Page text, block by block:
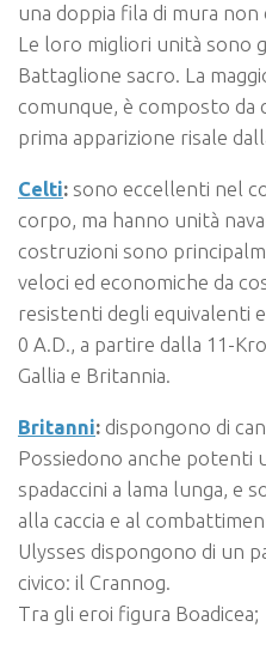
una doppia fila di mura
Le loro migliori unità sono
Battaglione sacro. La
comunque, è composto da
prima apparizione risale
Celti: sono eccellenti nel
corpo, ma hanno unità
costruzioni sono
veloci ed economiche da
resistenti degli equivalenti
0 A.D., a partire dalla 11-
Gallia e Britannia.
Britanni: dispongono di
Possiedono anche potenti
spadaccini a lama lunga, e
alla caccia e al
Ulysses dispongono di un
civico: il Crannog.
Tra gli eroi figura Boadicea;